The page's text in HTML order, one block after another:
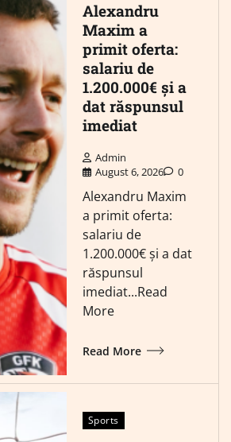
Alexandru
Maxim a
primit oferta:
salariu de
1.200.000€ și a
dat răspunsul
imediat
Admin
August 6, 2026
0
Alexandru Maxim
a primit oferta:
salariu de
1.200.000€ și a dat
răspunsul
imediat...Read
More
Read More
Sports